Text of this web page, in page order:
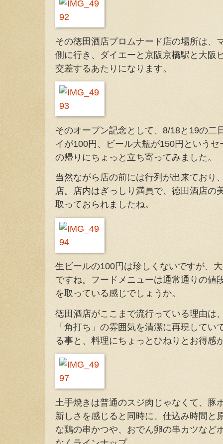
その徳田酒店プロムナード店の場所は、
側に行き、ダイエーと京阪京橋駅と大阪
交差するあたりになります。
そのオープン記念として、8/18と19の二
イが100円、ビール大瓶が150円という
の帰りにちょっと立ち寄ってみました。
当然ながら店の前には行列が出来ており
店。店内はぎっしり満員で、徳田酒店の
取っておられましたね。
生ビールの100円は珍しくないですが、
ですね。フードメニューは通常通りの値
を取っている感じでしょうか。
徳田酒店がここまで流行っている理由は
「角打ち」の雰囲気を清潔に再現して
る事と、料理にちょっとひねりとお得感
土手焼きは普通のスジ肉じゃなくて、豚
新しさを感じると同時に、仕込み時間と
な鶏の串かつや、おでん卵の串カツなど